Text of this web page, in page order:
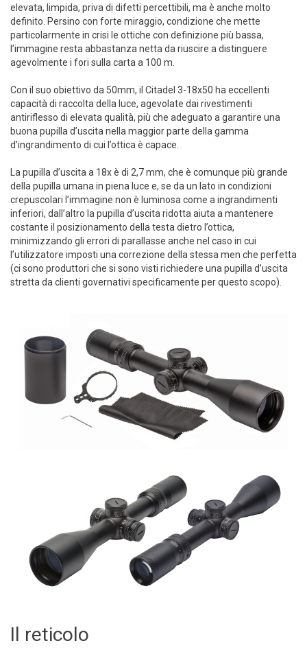
elevata, limpida, priva di difetti percettibili, ma è anche molto
definito. Persino con forte miraggio, condizione che mette
particolarmente in crisi le ottiche con definizione più bassa,
l’immagine resta abbastanza netta da riuscire a distinguere
agevolmente i fori sulla carta a 100 m.
Con il suo obiettivo da 50mm, il Citadel 3-18x50 ha eccellenti
capacità di raccolta della luce, agevolate dai rivestimenti
antiriflesso di elevata qualità, più che adeguato a garantire una
buona pupilla d’uscita nella maggior parte della gamma
d’ingrandimento di cui l’ottica è capace.
La pupilla d’uscita a 18x è di 2,7 mm, che è comunque più grande
della pupilla umana in piena luce e, se da un lato in condizioni
crepuscolari l’immagine non è luminosa come a ingrandimenti
inferiori, dall’altro la pupilla d’uscita ridotta aiuta a mantenere
costante il posizionamento della testa dietro l’ottica,
minimizzando gli errori di parallasse anche nel caso in cui
l’utilizzatore imposti una correzione della stessa men che perfetta
(ci sono produttori che si sono visti richiedere una pupilla d’uscita
stretta da clienti governativi specificamente per questo scopo).
Il reticolo